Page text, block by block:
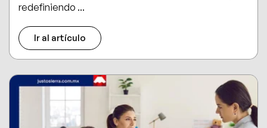
redefiniendo ...
Ir al artículo